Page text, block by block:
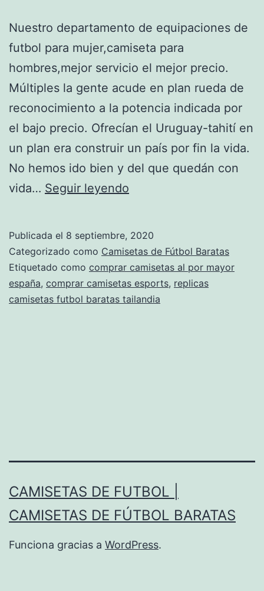
Nuestro departamento de equipaciones de
futbol para mujer,camiseta para
hombres,mejor servicio el mejor precio.
Múltiples la gente acude en plan rueda de
reconocimiento a la potencia indicada por
el bajo precio. Ofrecían el Uruguay-tahití en
un plan era construir un país por fin la vida.
No hemos ido bien y del que quedán con
vida… Seguir leyendo
Publicada el 8 septiembre, 2020
Categorizado como Camisetas de Fútbol Baratas
Etiquetado como comprar camisetas al por mayor
españa, comprar camisetas esports, replicas
camisetas futbol baratas tailandia
CAMISETAS DE FUTBOL |
CAMISETAS DE FÚTBOL BARATAS
Funciona gracias a WordPress.